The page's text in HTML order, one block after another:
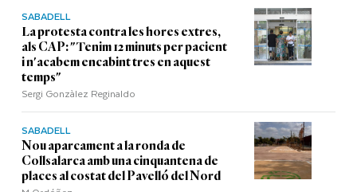
SABADELL
La protesta contra les hores extres,
als CAP: "Tenim 12 minuts per pacient
i n'acabem encabint tres en aquest
temps"
Sergi Gonzàlez Reginaldo
SABADELL
Nou aparcament a la ronda de
Collsalarca amb una cinquantena de
places al costat del Pavelló del Nord